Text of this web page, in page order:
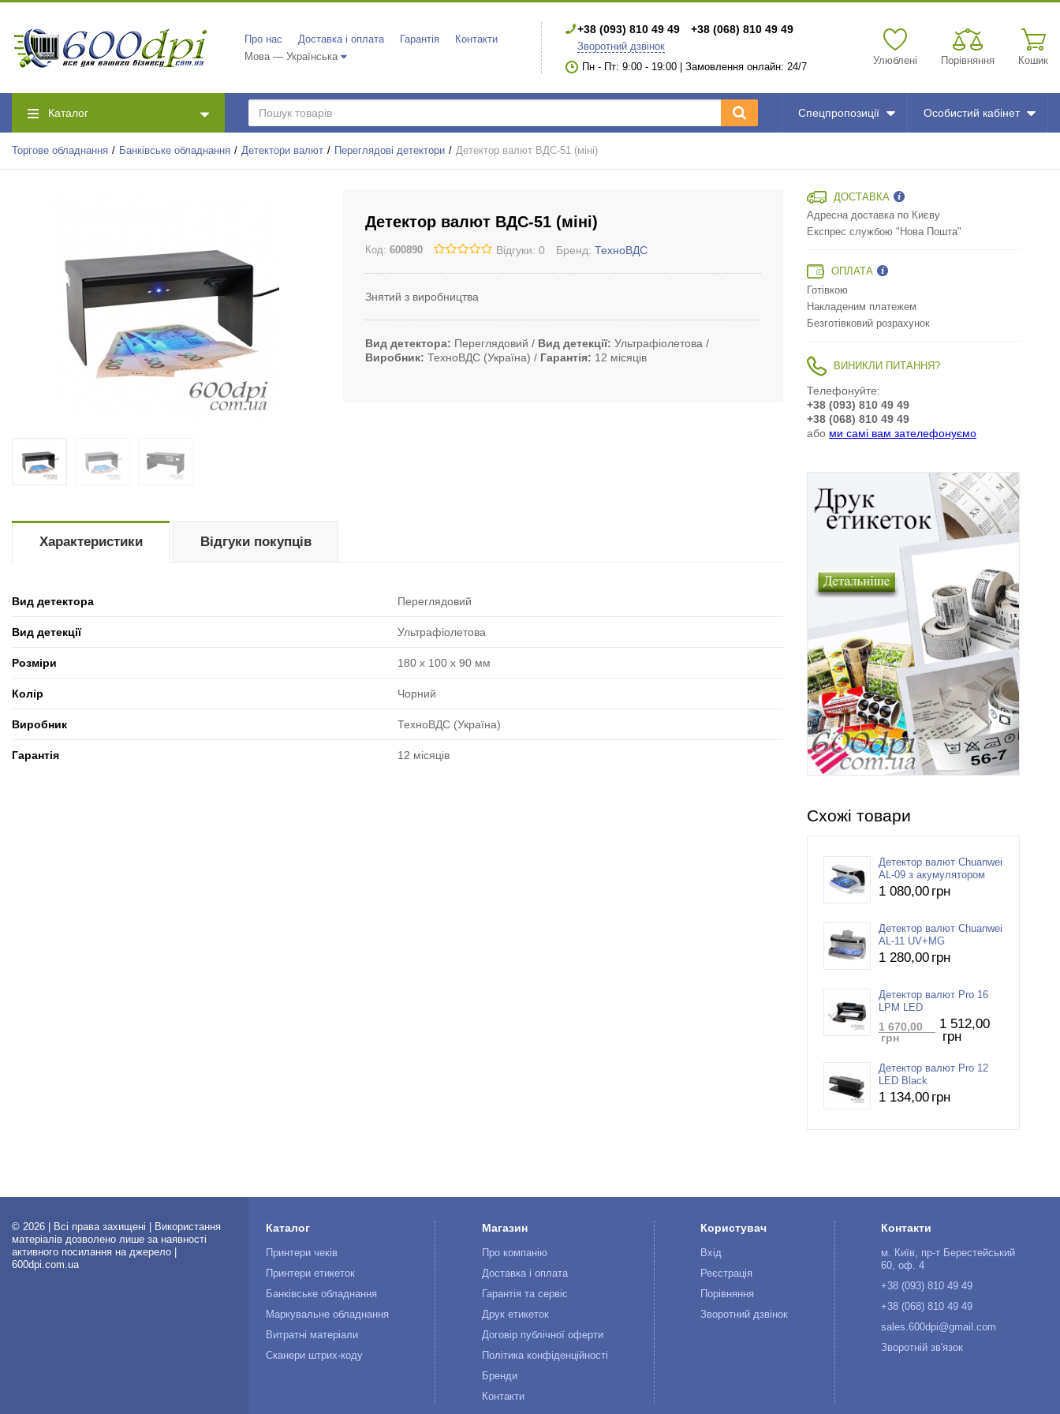
Про нас Доставка і оплата Гарантія
Контакти
Мова — Українська
+38 (093) 810 49 49 +38 (068) 810 49 49
Зворотний дзвінок
Пн - Пт: 9:00 - 19:00 | Замовлення онлайн: 24/7
Улюблені Порівняння Кошик
Каталог Спецпропозиції Особистий кабінет
Торгове обладнання Банківське обладнання Детектори валют Переглядові детектори Детектор валют ВДС-51 (міні)
Детектор валют ВДС-51 (міні)
Код: 600890 Відгуки: 0 Бренд: ТехноВДС
Знятий з виробництва
Вид детектора Переглядовий Вид детекції Ультрафіолетова
Виробник ТехноВДС (Україна) Гарантія 12 місяців
Характеристики
Вид детектора Переглядовий
Вид детекції Ультрафіолетова
Розміри 180 x 100 x 90 мм
Колір Чорний
Виробник ТехноВДС (Україна)
Гарантія 12 місяців
Відгуки покупців
ДОСТАВКА
Адресна доставка по Києву
Експрес службою "Нова Пошта"
ОПЛАТА
Готівкою
Накладеним платежем
Безготівковий розрахунок
ВИНИКЛИ ПИТАННЯ?
Телефонуйте:
+38 (093) 810 49 49
+38 (068) 810 49 49
або ми самі вам зателефонуємо
Схожі товари
Детектор валют Chuanwei
AL-09 з акумулятором
1 080,00 грн
Детектор валют Chuanwei
AL-11 UV+MG
1 280,00 грн
Детектор валют Pro 16
LPM LED
1 670,00
грн
1 512,00
грн
Детектор валют Pro 12
LED Black
1 134,00 грн
© 2026 | Всі права захищені | Використання
матеріалів дозволено лише за наявності
активного посилання на джерело |
600dpi.com.ua
Каталог
Принтери чеків
Принтери етикеток
Банківське обладнання
Маркувальне обладнання
Витратні матеріали
Сканери штрих-коду
Магазин
Про компанію
Доставка і оплата
Гарантія та сервіс
Друк етикеток
Договір публічної оферти
Політика конфіденційності
Бренди
Контакти
Користувач
Вхід
Реєстрація
Порівняння
Зворотний дзвінок
Контакти
м. Київ, пр-т Берестейський
60, оф. 4
+38 (093) 810 49 49
+38 (068) 810 49 49
sales.600dpi@gmail.com
Зворотній зв'язок